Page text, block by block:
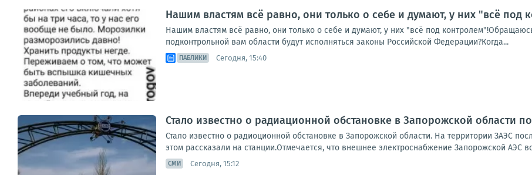
Нашим властям всё равно, они только о себе и думают, у них "всё под
Нашим властям всё равно, они только о себе и думают, у них "всё под
подконтрольной вам области будут исполняться законы Российской Федерации?Когда...
ПАБЛИКИ Сегодня, 15:40
Стало известно о радиационной обстановке в Запорожской области
Стало известно о радиоционной обстановке в Запорожской области. На территории ЗАЭС
этом рассказали на станции.Отмечается, что внешнее электроснабжение Запорожской АЭС
СМИ Сегодня, 15:12